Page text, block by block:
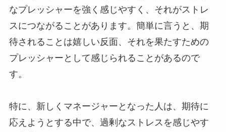
なプレッシャーを強く感じやすく、それがストレ
スにつながることがあります。簡単に言うと、期
待されることは嬉しい反面、それを果たすための
プレッシャーとして感じられることがあるので
す。
特に、新しくマネージャーとなった人は、期待に
応えようとする中で、過剰なストレスを感じやす